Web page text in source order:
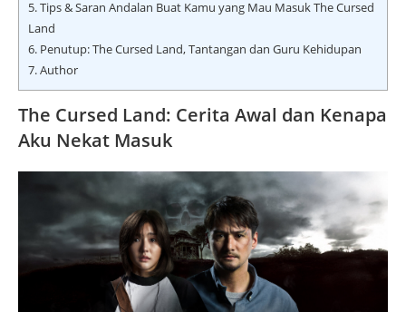
5.Tips & Saran Andalan Buat Kamu yang Mau Masuk The Cursed
Land
6. Penutup: The Cursed Land, Tantangan dan Guru Kehidupan
7.Author
The Cursed Land: Cerita Awal dan Kenapa
Aku Nekat Masuk